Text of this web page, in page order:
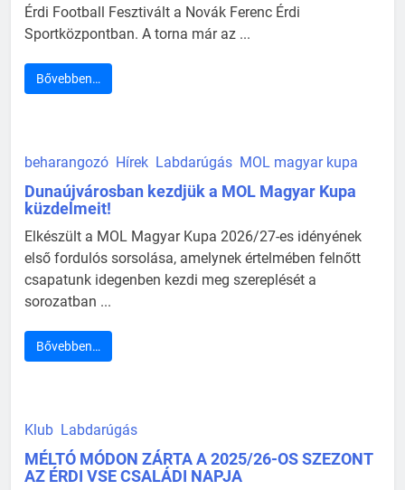
Érdi Football Fesztivált a Novák Ferenc Érdi
Sportközpontban. A torna már az ...
Bővebben…
beharangozó Hírek Labdarúgás MOL magyar kupa
Dunaújvárosban kezdjük a MOL Magyar Kupa
küzdelmeit!
Elkészült a MOL Magyar Kupa 2026/27-es idényének
első fordulós sorsolása, amelynek értelmében felnőtt
csapatunk idegenben kezdi meg szereplését a
sorozatban ...
Bővebben…
Klub Labdarúgás
MÉLTÓ MÓDON ZÁRTA A 2025/26-OS SZEZONT
AZ ÉRDI VSE CSALÁDI NAPJA